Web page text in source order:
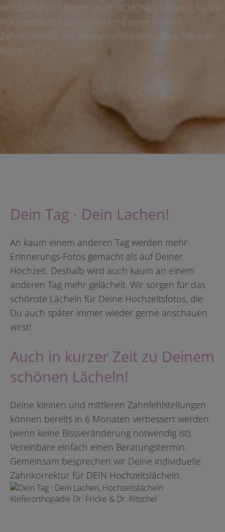
rechtzeitig vorher um unser SCHÖNES LACHEN für die
Hochzeitsfotos gekümmert mit einer kleinen
Zahnkorrektur mit herausnehmbaren, unsichtbaren
Alignern.
Dein Tag · Dein Lachen!
An kaum einem anderen Tag werden mehr
Erinnerungs-Fotos gemacht als auf Deiner
Hochzeit. Deshalb wird auch kaum an einem
anderen Tag mehr gelächelt. Wir sorgen für das
schönste Lächeln für Deine Hochzeitsfotos, die
Du auch später immer wieder gerne anschauen
wirst!
Auch in kurzer Zeit zu Deinem
schönen Lächeln!
Deine kleinen und mittleren Zahnfehlstellungen
können bereits in 6 Monaten verbessert werden
(wenn keine Bissveränderung notwendig ist).
Vereinbare einfach einen Beratungstermin.
Gemeinsam besprechen wir Deine individuelle
Zahnkorrektur für DEIN Hochzeitslächeln.